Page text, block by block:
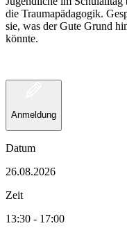
die Traumapädagogik.
sie, was der Gute Grund
könnte.
Anmeldung
Datum
26.08.2026
Zeit
13:30 - 17:00